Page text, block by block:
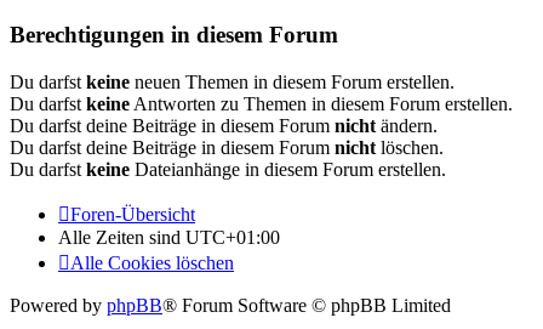
Berechtigungen in diesem Forum
Du darfst keine neuen Themen in diesem Forum erstellen.
Du darfst keine Antworten zu Themen in diesem Forum erstellen.
Du darfst deine Beiträge in diesem Forum nicht ändern.
Du darfst deine Beiträge in diesem Forum nicht löschen.
Du darfst keine Dateianhänge in diesem Forum erstellen.
Foren-Übersicht
Alle Zeiten sind UTC+01:00
Alle Cookies löschen
Powered by phpBB® Forum Software © phpBB Limited